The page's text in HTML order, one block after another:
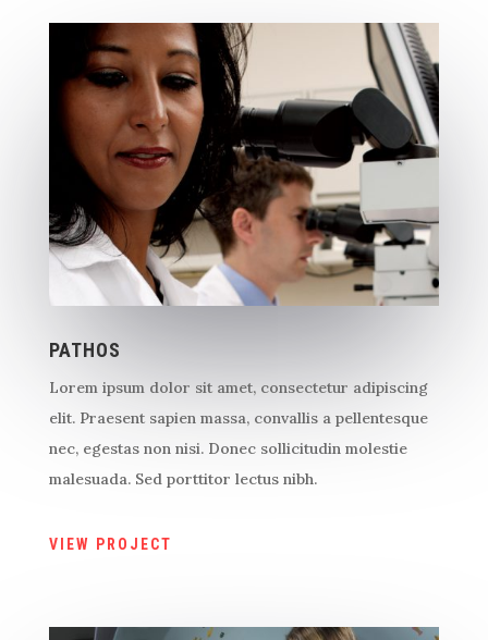
PATHOS
Lorem ipsum dolor sit amet, consectetur adipiscing
elit. Praesent sapien massa, convallis a pellentesque
nec, egestas non nisi. Donec sollicitudin molestie
malesuada. Sed porttitor lectus nibh.
VIEW PROJECT